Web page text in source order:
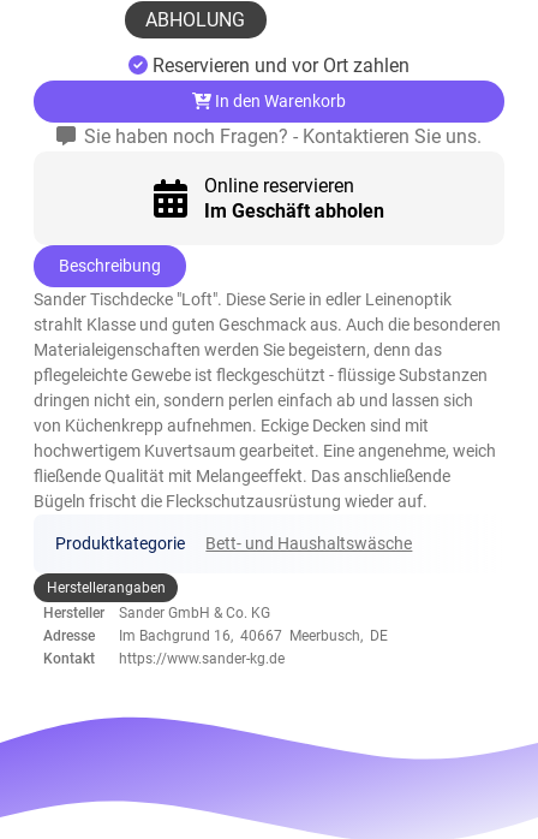
ABHOLUNG
Reservieren und vor Ort zahlen
In den Warenkorb
Sie haben noch Fragen? - Kontaktieren Sie uns.
Online reservieren
Im Geschäft abholen
Beschreibung
Sander Tischdecke "Loft". Diese Serie in edler Leinenoptik
strahlt Klasse und guten Geschmack aus. Auch die besonderen
Materialeigenschaften werden Sie begeistern, denn das
pflegeleichte Gewebe ist fleckgeschützt - flüssige Substanzen
dringen nicht ein, sondern perlen einfach ab und lassen sich
von Küchenkrepp aufnehmen. Eckige Decken sind mit
hochwertigem Kuvertsaum gearbeitet. Eine angenehme, weich
fließende Qualität mit Melangeeffekt. Das anschließende
Bügeln frischt die Fleckschutzausrüstung wieder auf.
Produktkategorie Bett- und Haushaltswäsche
Herstellerangaben
Hersteller
Sander GmbH & Co. KG
Adresse
Im Bachgrund 16, 40667 Meerbusch, DE
Kontakt
https://www.sander-kg.de